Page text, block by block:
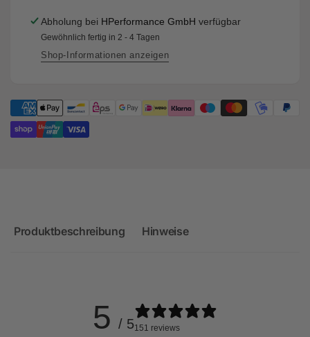
&amp;
Dimpled
Silver
Drilled
&amp;
Dimpled
Abholung bei HPerformance GmbH verfügbar
Gewöhnlich fertig in 2 - 4 Tagen
Shop-Informationen anzeigen
Produktbeschreibung Hinweise
5 / 5151 reviews